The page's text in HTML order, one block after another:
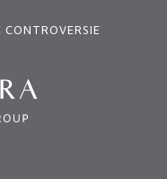
CONTROVERSIE